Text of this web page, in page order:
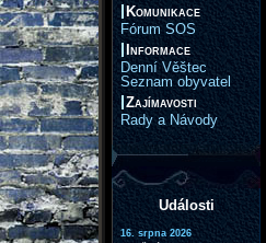
Komunikace
Fórum SOS
Informace
Denní Věštec
Seznam obyvatel
Zajímavosti
Rady a Návody
Události
16. srpna 2026